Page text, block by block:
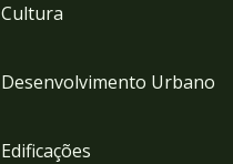
Cultura
Desenvolvimento Urbano
Edificações